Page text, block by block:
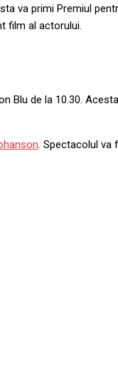
va primi Premiul
film al actorului.
Blu de la 10.30.
. Spectacolul va